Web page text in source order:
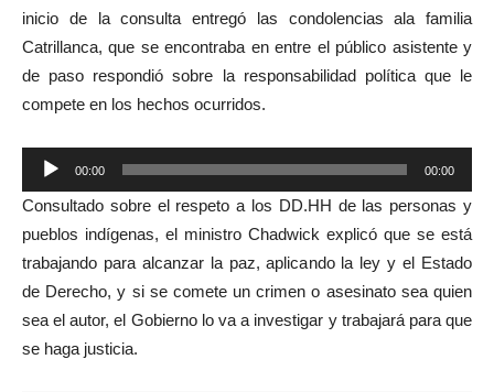
inicio de la consulta entregó las condolencias ala familia
Catrillanca, que se encontraba en entre el público asistente y
de paso respondió sobre la responsabilidad política que le
compete en los hechos ocurridos.
Reproductor
de
audio
00:00 00:00
Consultado sobre el respeto a los DD.HH de las personas y
pueblos indígenas, el ministro Chadwick explicó que se está
trabajando para alcanzar la paz, aplicando la ley y el Estado
de Derecho, y si se comete un crimen o asesinato sea quien
sea el autor, el Gobierno lo va a investigar y trabajará para que
se haga justicia.